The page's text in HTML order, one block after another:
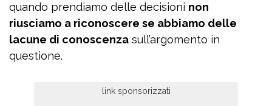
quando prendiamo delle decisioni non
riusciamo a riconoscere se abbiamo delle
lacune di conoscenza sull’argomento in
questione.